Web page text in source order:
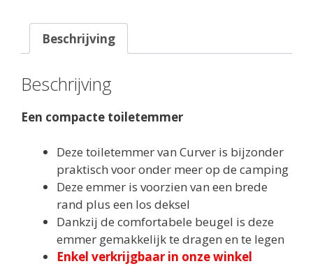
Beschrijving
Beschrijving
Een compacte toiletemmer
Deze toiletemmer van Curver is bijzonder
praktisch voor onder meer op de camping
Deze emmer is voorzien van een brede
rand plus een los deksel
Dankzij de comfortabele beugel is deze
emmer gemakkelijk te dragen en te legen
Enkel verkrijgbaar in onze winkel